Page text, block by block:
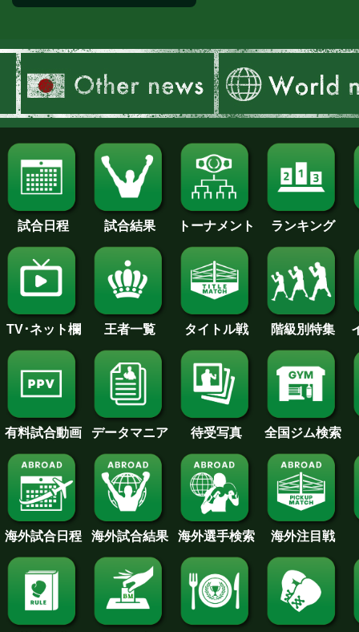
試合日程 試合結果 トーナメント ランキング
TV･ネット欄 王者一覧 タイトル戦 階級別特集
有料試合動画 データマニア 待受写真 全国ジム検索
海外試合日程 海外試合結果 海外選手検索 海外注目戦